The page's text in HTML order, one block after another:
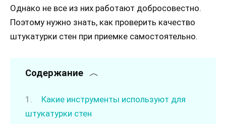
Однако не все из них работают добросовестно.
Поэтому нужно знать, как проверить качество
штукатурки стен при приемке самостоятельно.
Содержание
Какие инструменты используют для
штукатурки стен